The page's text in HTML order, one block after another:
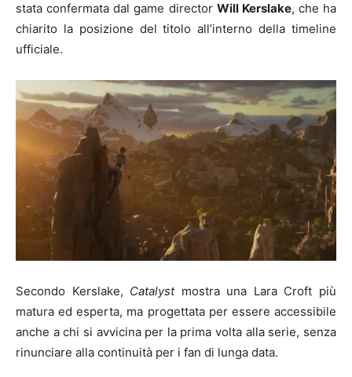
stata confermata dal game director Will Kerslake, che ha
chiarito la posizione del titolo all’interno della timeline
ufficiale.
Secondo Kerslake, Catalystmostra una Lara Croft più
matura ed esperta, ma progettata per essere accessibile
anche a chi si avvicina per la prima volta alla serie, senza
rinunciare alla continuità per i fan di lunga data.